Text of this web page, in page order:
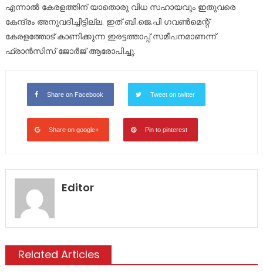
എന്നാൽ കേരളത്തിന് യാതൊരു വിധ സഹായവും ഇതുവരെ
കേന്ദ്രം അനുവദിച്ചിട്ടില്ല. ഇത് ബി.ജെ.പി ഗവൺമെന്റ്
കേരളത്തോട് കാണിക്കുന്ന ഇരട്ടത്താപ്പ് സമീപനമാണന്ന്
ഫ്രാൻസിസ് ജോർജ് ആരോപിച്ചു.
Share on Facebook Tweet on twitter
Share on google+ Pin to pinterest
Editor
Related Articles